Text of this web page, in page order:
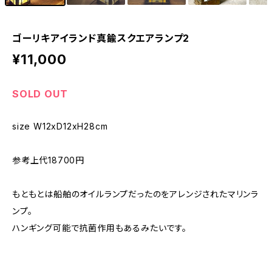
ゴーリキアイランド真鍮スクエアランプ2
¥11,000
SOLD OUT
size W12xD12xH28cm
参考上代18700円
もともとは船舶のオイルランプだったのをアレンジされたマリンラ
ンプ。
ハンギング可能で抗菌作用もあるみたいです。